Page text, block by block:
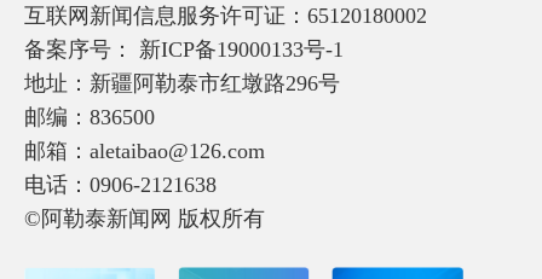
互联网新闻信息服务许可证：65120180002
备案序号： 新ICP备19000133号-1
地址：新疆阿勒泰市红墩路296号
邮编：836500
邮箱：aletaibao@126.com
电话：0906-2121638
©阿勒泰新闻网 版权所有